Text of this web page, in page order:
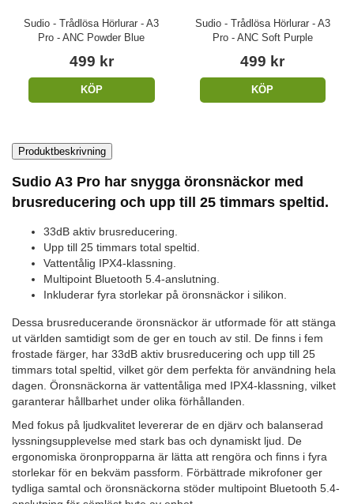
Sudio - Trådlösa Hörlurar - A3
Pro - ANC Powder Blue
499 kr
KÖP
Sudio - Trådlösa Hörlurar - A3
Pro - ANC Soft Purple
499 kr
KÖP
Produktbeskrivning
Sudio A3 Pro har snygga öronsnäckor med
brusreducering och upp till 25 timmars speltid.
33dB aktiv brusreducering.
Upp till 25 timmars total speltid.
Vattentålig IPX4-klassning.
Multipoint Bluetooth 5.4-anslutning.
Inkluderar fyra storlekar på öronsnäckor i silikon.
Dessa brusreducerande öronsnäckor är utformade för att stänga
ut världen samtidigt som de ger en touch av stil. De finns i fem
frostade färger, har 33dB aktiv brusreducering och upp till 25
timmars total speltid, vilket gör dem perfekta för användning hela
dagen. Öronsnäckorna är vattentåliga med IPX4-klassning, vilket
garanterar hållbarhet under olika förhållanden.
Med fokus på ljudkvalitet levererar de en djärv och balanserad
lyssningsupplevelse med stark bas och dynamiskt ljud. De
ergonomiska öronpropparna är lätta att rengöra och finns i fyra
storlekar för en bekväm passform. Förbättrade mikrofoner ger
tydliga samtal och öronsnäckorna stöder multipoint Bluetooth 5.4-